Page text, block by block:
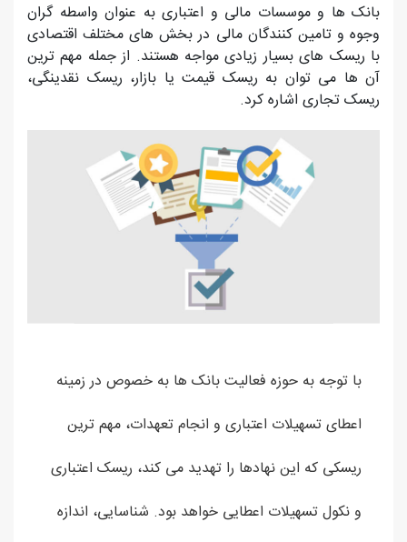
بانک ها و موسسات مالی و اعتباری به عنوان واسطه گران
وجوه و تامین کنندگان مالی در بخش های مختلف اقتصادی
با ریسک های بسیار زیادی مواجه هستند. از جمله مهم ترین
آن ها می توان به ریسک قیمت یا بازار، ریسک نقدینگی،
ریسک تجاری اشاره کرد.
با توجه به حوزه فعالیت بانک ها به خصوص در زمینه
اعطای تسهیلات اعتباری و انجام تعهدات، مهم ترین
ریسکی که این نهادها را تهدید می کند، ریسک اعتباری
و نکول تسهیلات اعطایی خواهد بود. شناسایی، اندازه